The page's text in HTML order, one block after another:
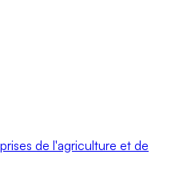
de l'agriculture et de